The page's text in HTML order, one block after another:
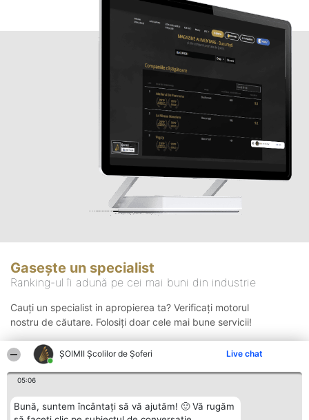
ŞOIMII Școlilor de Șoferi Live chat
05:06
Bună, suntem încântați să vă ajutăm! 🙂 Vă rugăm
Gasește un specialist
Ranking-ul îi adună pe cei mai buni din industrie
Cauți un specialist in apropierea ta? Verificați motorul
nostru de căutare. Folosiți doar cele mai bune servicii!